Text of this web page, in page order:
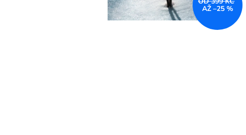
AŽ –25 %